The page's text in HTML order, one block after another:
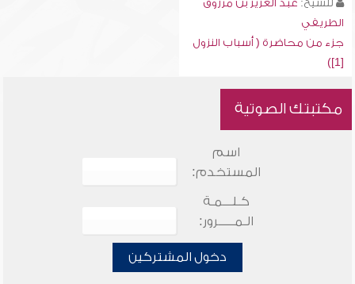
للشيخ: عبد العزيز بن مرزوق
الطريفي
جزء من محاضرة ( أسباب النزول
[1])
مكتبتك الصوتية
اسم
المستخدم:
كـلـــمـة
الـمـــــرور:
دخول المشتركين